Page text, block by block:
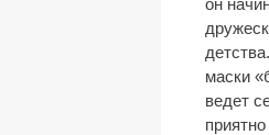
он
маски
ведет